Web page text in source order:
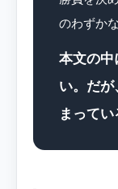
のわずか
本文の
い。だ
まってい